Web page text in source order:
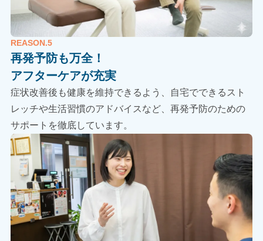
REASON.5
再発予防も万全！
アフターケアが充実
症状改善後も健康を維持できるよう、自宅でできるスト
レッチや生活習慣のアドバイスなど、再発予防のための
サポートを徹底しています。